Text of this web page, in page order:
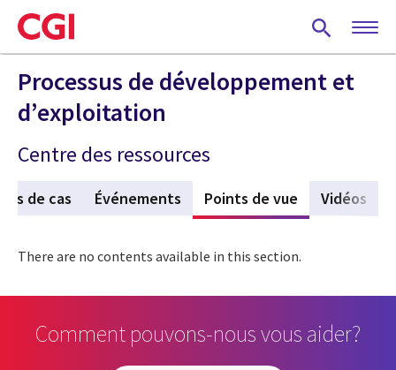
Skip
to
main
content
Processus de développement et
d’exploitation
Centre des ressources
de cas Événements Points de vue (active tab)
Vidéos
There are no contents available in this section.
Comment pouvons-nous vous aider?